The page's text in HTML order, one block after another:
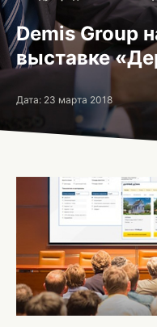
Воронеж
Новосибирск
Казань
Demis Group
выставке
Дата: 23 марта 2018